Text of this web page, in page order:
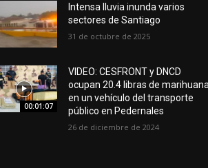
Intensa lluvia inunda varios
sectores de Santiago
31 de octubre de 2025
00:01:07
VIDEO: CESFRONT y DNCD
ocupan 20.4 libras de marihuana
en un vehículo del transporte
público en Pedernales
26 de diciembre de 2024